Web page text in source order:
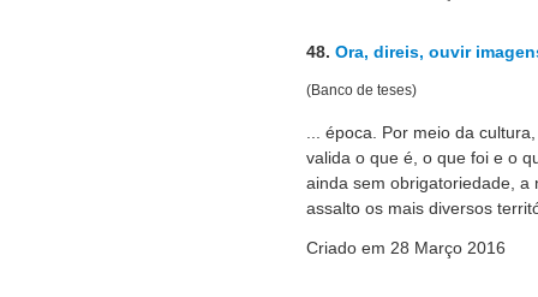
48. Ora, direis, ouvir
(Banco de teses)
... época. Por meio da
valida o que é, o que foi e o
ainda sem obrigatoriedade, a
assalto os mais diversos
Criado em 28 Março 2016